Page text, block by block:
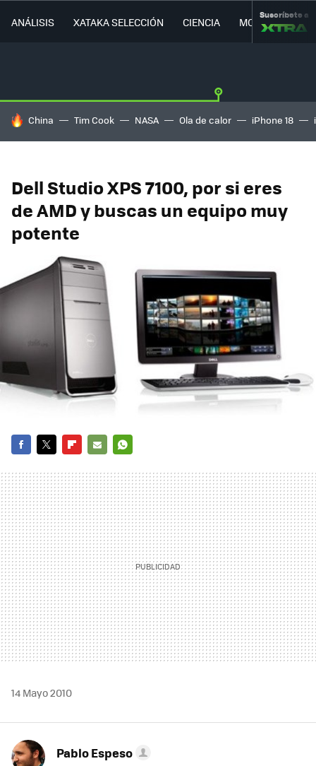
ANÁLISIS XATAKA SELECCIÓN CIENCIA MOVILIDAD
Suscríbete a
HOY SE HABLA DE
China Tim Cook NASA Ola de calor iPhone 18
Dell Studio XPS 7100, por si eres
de AMD y buscas un equipo muy
potente
MAIL
14 Mayo 2010
Pablo Espeso